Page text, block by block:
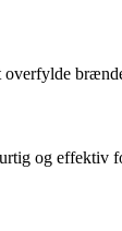
overfylde
og